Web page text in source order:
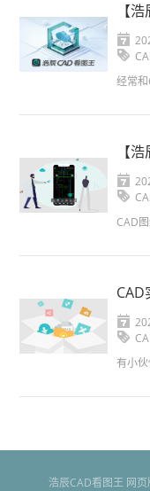
【
能！(
【
剪、
浩辰CAD看图王 网页